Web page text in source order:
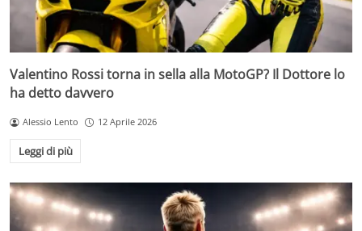
Valentino Rossi torna in sella alla MotoGP? Il Dottore lo
ha detto davvero
Alessio Lento 12 Aprile 2026
Leggi di più